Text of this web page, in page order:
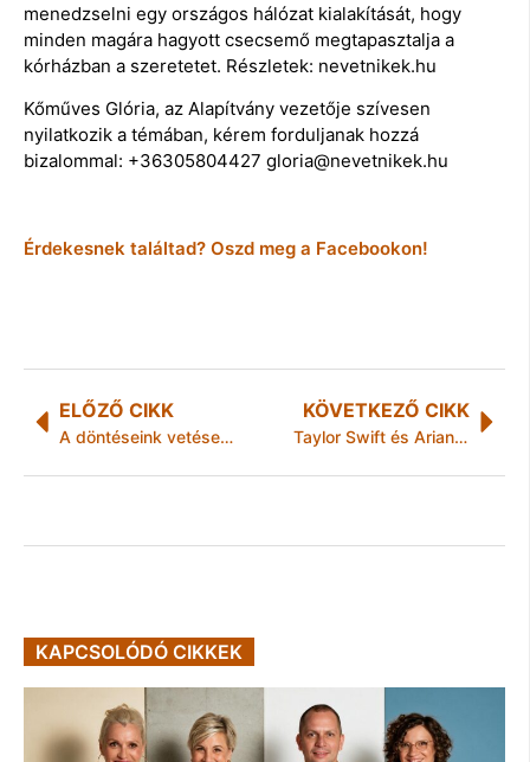
menedzselni egy országos hálózat kialakítását, hogy
minden magára hagyott csecsemő megtapasztalja a
kórházban a szeretetet. Részletek: nevetnikek.hu
Kőműves Glória, az Alapítvány vezetője szívesen
nyilatkozik a témában, kérem forduljanak hozzá
bizalommal: +36305804427 gloria@nevetnikek.hu
Érdekesnek találtad? Oszd meg a Facebookon!
ELŐZŐ CIKK
A döntéseink vetése az élet aratásának alapja
KÖVETKEZŐ CIKK
Taylor Swift és Ariana Grande küzd meg egymással az űrhajósszoborért
KAPCSOLÓDÓ CIKKEK